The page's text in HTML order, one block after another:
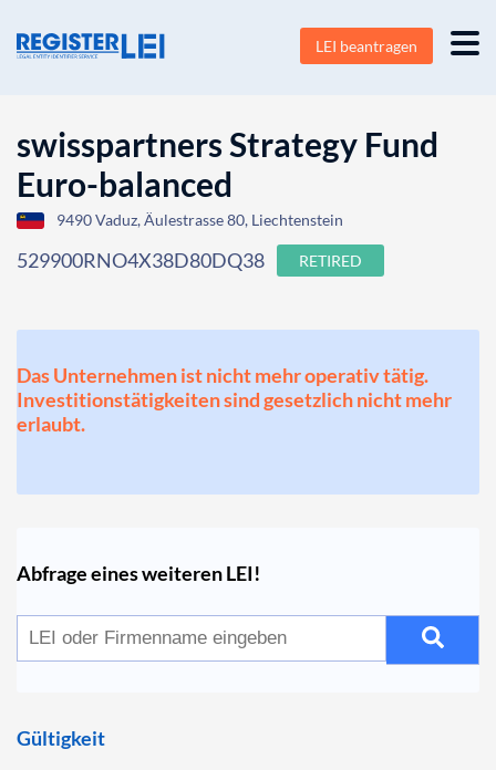
LEI beantragen
swisspartners Strategy Fund
Euro-balanced
9490 Vaduz, Äulestrasse 80, Liechtenstein
529900RNO4X38D80DQ38 RETIRED
Das Unternehmen ist nicht mehr operativ tätig.
Investitionstätigkeiten sind gesetzlich nicht mehr
erlaubt.
Abfrage eines weiteren LEI!
Gültigkeit